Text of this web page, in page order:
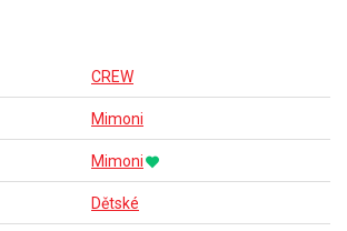
CREW
Mimoni
Mimoni
Dětské